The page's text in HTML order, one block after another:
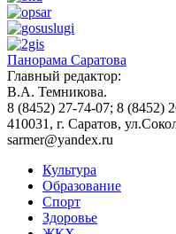
Панорама Саратова
Главный редактор:
В.А. Темникова.
8 (8452) 27-74-07; 8 (8452)
410031, г. Саратов,
sarmer@yandex.ru
Культура
Образование
Спорт
Здоровье